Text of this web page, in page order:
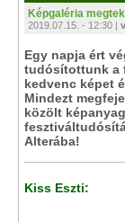
Képgaléria
2019.07.15. - 12:30 |
Egy napja ért
tudósítottunk a
kedvenc képet
Mindezt
közölt
Alterába!
Kiss Eszti: